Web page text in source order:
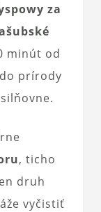
za
minút od
prírody
, ticho
druh
vyčistiť